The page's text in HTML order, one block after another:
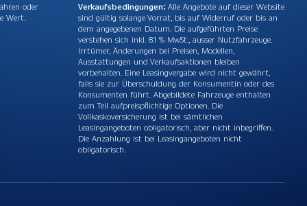
oder
Wert.
Verkaufsbedingungen: Alle Angebote auf dieser Website
sind gültig solange Vorrat, bis auf Widerruf oder bis an
dem angegebenen Datum. Die aufgeführten Preise
verstehen sich inkl. 8.1 % MwSt., ausser Nutzfahrzeuge.
Irrtümer, Änderungen bei Preisen, Modellen,
Ausstattungen und Verkaufsaktionen bleiben
vorbehalten. Eine Leasingvergabe wird nicht gewährt,
falls sie zur Überschuldung der Konsumentin oder des
Konsumenten führt. Abgebildete Fahrzeuge enthalten
zum Teil aufpreispflichtige Optionen. Die
Vollkaskoversicherung ist bei sämtlichen
Leasingangeboten obligatorisch, aber nicht inbegriffen.
Die Anzahlung ist bei Leasingangeboten nicht
obligatorisch.